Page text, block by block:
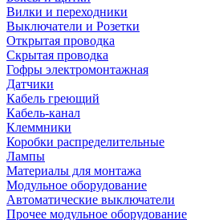
Вилки и переходники
Выключатели и Розетки
Открытая проводка
Скрытая проводка
Гофры электромонтажная
Датчики
Кабель греющий
Кабель-канал
Клеммники
Коробки распределительные
Лампы
Материалы для монтажа
Модульное оборудование
Автоматические выключатели
Прочее модульное оборудование